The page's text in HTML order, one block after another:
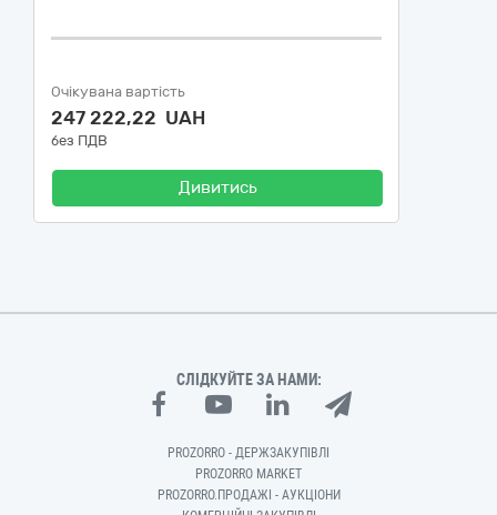
Очікувана вартість
247 222,22 UAH
без ПДВ
Дивитись
СЛІДКУЙТЕ ЗА НАМИ:
PROZORRO - ДЕРЖЗАКУПІВЛІ
PROZORRO MARKET
PROZORRO.ПРОДАЖІ - АУКЦІОНИ